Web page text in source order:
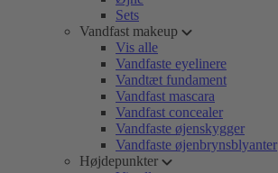
Sets
Vandfast makeup
Vis alle
Vandfaste eyelinere
Vandtæt fundament
Vandfast mascara
Vandfast concealer
Vandfaste øjenskygger
Vandfaste øjenbrynsblyanter
Højdepunkter